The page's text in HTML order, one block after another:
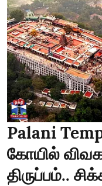
Palani
கோயில்
திருப்பம்..